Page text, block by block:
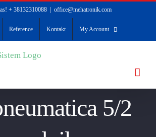
+ 38132310088 office@mehatronik.com
Reference Kontakt My Account
5/2